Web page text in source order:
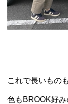
これで長いもの
色もBROOK好み